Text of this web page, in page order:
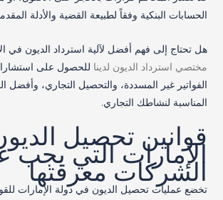
الحسابات البنكية وفقاً لطبيعة القضية والأدلة
هل تحتاج إلى فهم أفضل لآلية استرداد الديون في
مختصي استرداد الديون لدينا للحصول على
الفواتير غير المسددة، والتحصيل التجاري، وأفضل
المناسبة لنشاطك التجاري.
قوانين تحصيل
الإمارات التي يجب
الشركات معرفتها
تخضع عمليات تحصيل الديون في دولة الإمارات